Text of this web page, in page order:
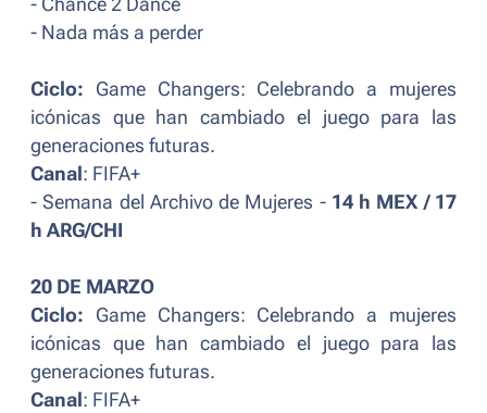
- Chance 2 Dance
- Nada más a perder
Ciclo: Game Changers: Celebrando a mujeres
icónicas que han cambiado el juego para las
generaciones futuras.
Canal : FIFA+
- Semana del Archivo de Mujeres - 14 h MEX / 17
h ARG/CHI
20 DE MARZO
Ciclo: Game Changers: Celebrando a mujeres
icónicas que han cambiado el juego para las
generaciones futuras.
Canal : FIFA+